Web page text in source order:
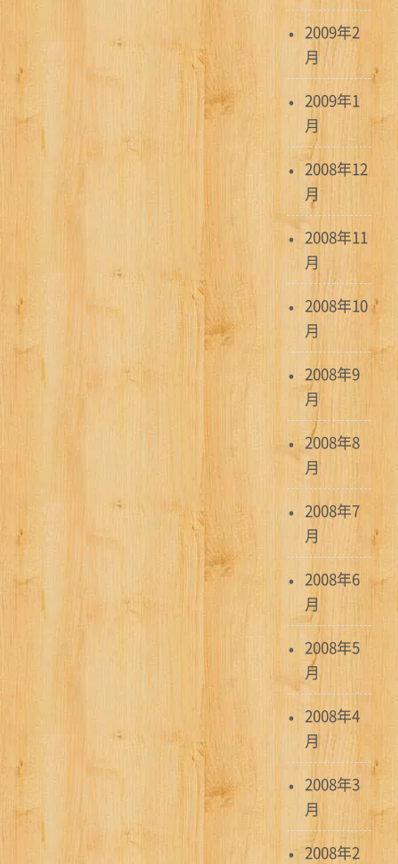
2009年2
月
2009年1
月
2008年12
月
2008年11
月
2008年10
月
2008年9
月
2008年8
月
2008年7
月
2008年6
月
2008年5
月
2008年4
月
2008年3
月
2008年2